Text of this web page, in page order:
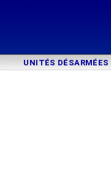
UNITÉS DÉSARMÉES